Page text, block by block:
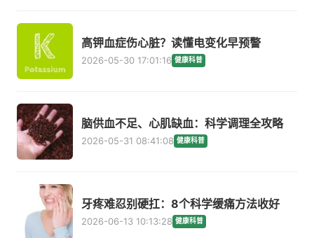
高钾血症伤心脏？读懂电变化早预警
2026-05-30 17:01:16 健康科普
脑供血不足、心肌缺血：科学调理全攻略
2026-05-31 08:41:08 健康科普
牙疼难忍别硬扛：8个科学缓痛方法收好
2026-06-13 10:13:28 健康科普